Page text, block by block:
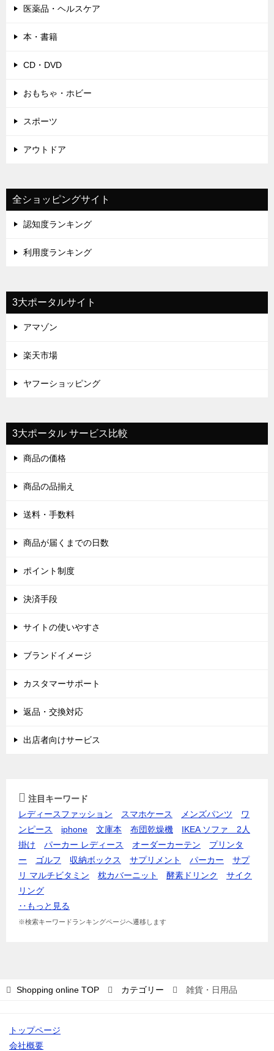
医薬品・ヘルスケア
本・書籍
CD・DVD
おもちゃ・ホビー
スポーツ
アウトドア
全ショッピングサイト
認知度ランキング
利用度ランキング
3大ポータルサイト
アマゾン
楽天市場
ヤフーショッピング
3大ポータル サービス比較
商品の価格
商品の品揃え
送料・手数料
商品が届くまでの日数
ポイント制度
決済手段
サイトの使いやすさ
ブランドイメージ
カスタマーサポート
返品・交換対応
出店者向けサービス
注目キーワード
レディースファッション
スマホケース メンズパンツ
ワ
ンピース
iphone 文庫本 布団乾燥機
IKEA ソファ 2人
掛け
パーカー レディース オーダーカーテン
プリンタ
ー
ゴルフ 収納ボックス サプリメント パーカー
サプ
リ マルチビタミン
枕カバーニット 酵素ドリンク
サイク
リング
‥もっと見る
※検索キーワードランキングページへ遷移します
Shopping online TOP カテゴリー 雑貨・日用品
トップページ
会社概要